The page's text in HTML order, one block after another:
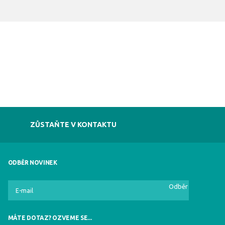
ZŮSTAŇTE V KONTAKTU
ODBĚR NOVINEK
Odběr
MÁTE DOTAZ? OZVEME SE...